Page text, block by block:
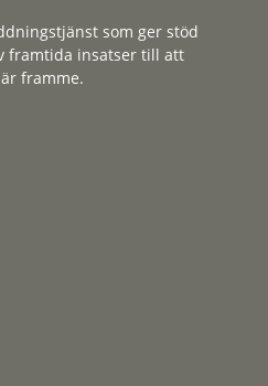
som ger stöd
framtida insatser till att
framme.